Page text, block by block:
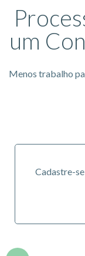
um
Menos trabalho
Cadastre-